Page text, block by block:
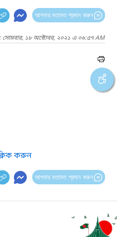
আপনার মতামত প্রদান করুন
সোমবার, ১৮ অক্টোবর, ২০২১ এ ০৬:৫৭ AM
করুন
আপনার মতামত প্রদান করুন